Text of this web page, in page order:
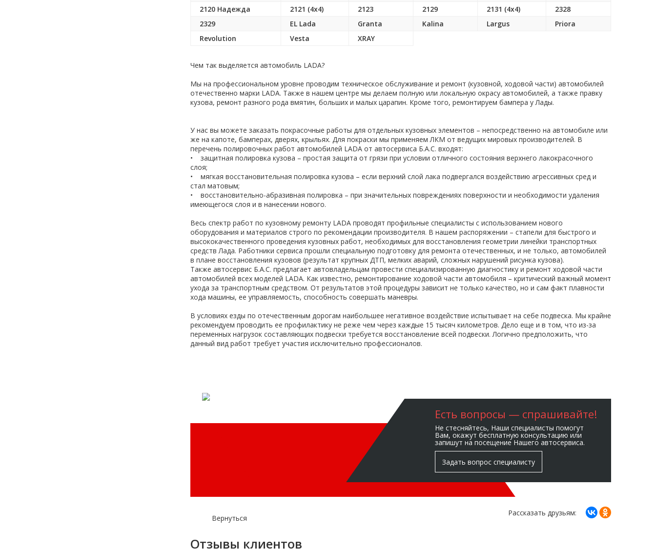
2120 Надежда
2121 (4x4) 2123 2129 2131 (4x4)
2328
2329
EL Lada Granta Kalina Largus
Priora
Revolution
Vesta XRAY
Чем так выделяется автомобиль LADA?
Мы на профессиональном уровне проводим техническое обслуживание и ремонт (кузовной, ходовой части) автомобилей
отечественно марки LADA. Также в нашем центре мы делаем полную или локальную окрасу автомобилей, а также правку
кузова, ремонт разного рода вмятин, больших и малых царапин. Кроме того, ремонтируем бампера у Лады.
У нас вы можете заказать покрасочные работы для отдельных кузовных элементов – непосредственно на автомобиле или
же на капоте, бамперах, дверях, крыльях. Для покраски мы применяем ЛКМ от ведущих мировых производителей. В
перечень полировочных работ автомобилей LADA от автосервиса Б.А.С. входят:
• защитная полировка кузова – простая защита от грязи при условии отличного состояния верхнего лакокрасочного
слоя;
• мягкая восстановительная полировка кузова – если верхний слой лака подвергался воздействию агрессивных сред и
стал матовым;
• восстановительно-абразивная полировка – при значительных повреждениях поверхности и необходимости удаления
имеющегося слоя и в нанесении нового.
Весь спектр работ по кузовному ремонту LADA проводят профильные специалисты с использованием нового
оборудования и материалов строго по рекомендации производителя. В нашем распоряжении – стапели для быстрого и
высококачественного проведения кузовных работ, необходимых для восстановления геометрии линейки транспортных
средств Лада. Работники сервиса прошли специальную подготовку для ремонта отечественных, и не только, автомобилей
в плане восстановления кузовов (результат крупных ДТП, мелких аварий, сложных нарушений рисунка кузова).
Также автосервис Б.А.С. предлагает автовладельцам провести специализированную диагностику и ремонт ходовой части
автомобилей всех моделей LADA. Как известно, ремонтирование ходовой части автомобиля – критический важный момент
ухода за транспортным средством. От результатов этой процедуры зависит не только качество, но и сам факт плавности
хода машины, ее управляемость, способность совершать маневры.
В условиях езды по отечественным дорогам наибольшее негативное воздействие испытывает на себе подвеска. Мы крайне
рекомендуем проводить ее профилактику не реже чем через каждые 15 тысяч километров. Дело еще и в том, что из-за
переменных нагрузок составляющих подвески требуется восстановление всей подвески. Логично предположить, что
данный вид работ требует участия исключительно профессионалов.
Есть вопросы — спрашивайте!
Не стесняйтесь, Наши специалисты помогут
Вам, окажут бесплатную консультацию или
запишут на посещение Нашего автосервиса.
Задать вопрос специалисту
Вернуться
Рассказать друзьям:
Отзывы клиентов